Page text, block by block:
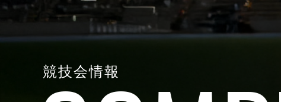
競技会情報